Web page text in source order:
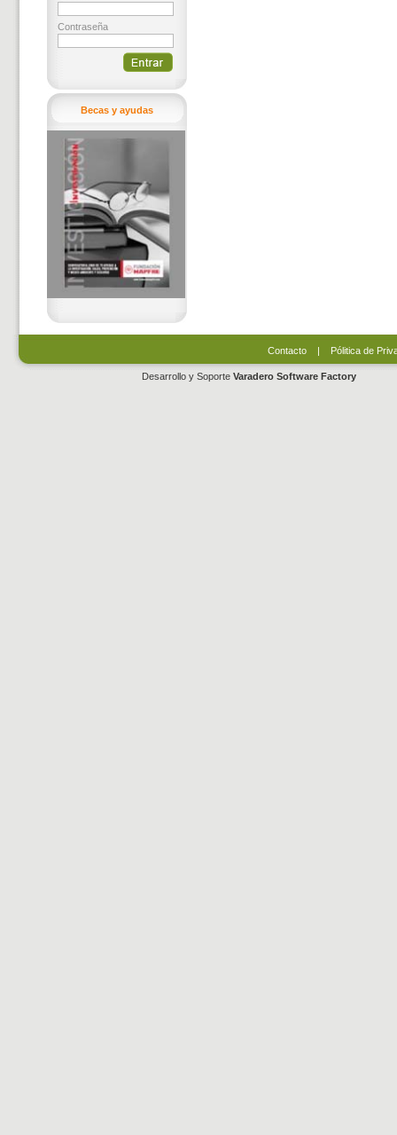
Contraseña
Becas y ayudas
Contacto| Pólitica de
Desarrollo y Soporte Varadero Software Factory